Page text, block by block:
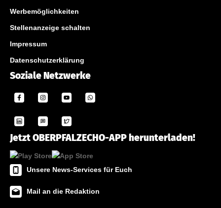
Werbemöglichkeiten
Stellenanzeige schalten
Impressum
Datenschutzerklärung
Soziale Netzwerke
Jetzt OBERPFALZECHO-APP herunterladen!
Unsere News-Services für Euch
Mail an die Redaktion